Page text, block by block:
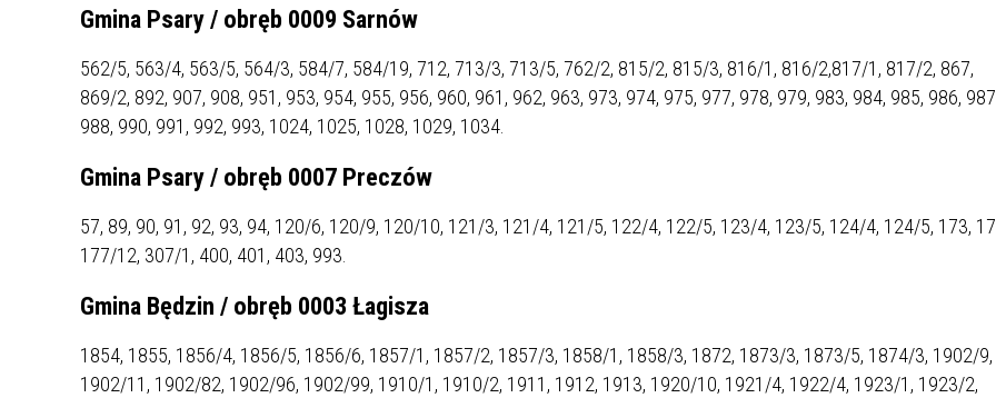
ZAKRESU RYNKU FINANSOWEGO
WAŻNA INFORMACJA - DOT.
RYZYKA WEWNĘTRZNEGO
Gmina Psary / obręb 0009 Sarnów
562/5, 563/4, 563/5, 564/3, 584/7, 584/19, 712, 713/3, 713/5, 762/2, 815/2, 815/3, 816/1, 816/2,817/1, 817/2, 867,
869/2, 892, 907, 908, 951, 953, 954, 955, 956, 960, 961, 962, 963, 973, 974, 975, 977, 978, 979, 983, 984, 985, 986,
988, 990, 991, 992, 993, 1024, 1025, 1028, 1029, 1034.
Gmina Psary / obręb 0007 Preczów
57, 89, 90, 91, 92, 93, 94, 120/6, 120/9, 120/10, 121/3, 121/4, 121/5, 122/4, 122/5, 123/4, 123/5, 124/4, 124/5, 173,
177/12, 307/1, 400, 401, 403, 993.
Gmina Będzin / obręb 0003 Łagisza
1854, 1855, 1856/4, 1856/5, 1856/6, 1857/1, 1857/2, 1857/3, 1858/1, 1858/3, 1872, 1873/3, 1873/5, 1874/3, 1902/9,
1902/11, 1902/82, 1902/96, 1902/99, 1910/1, 1910/2, 1911, 1912, 1913, 1920/10, 1921/4, 1922/4, 1923/1, 1923/2,